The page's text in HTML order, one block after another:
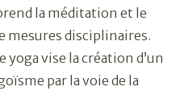
la méditation et le
mesures disciplinaires.
yoga vise la création d’un
par la voie de la